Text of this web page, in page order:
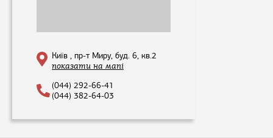
Київ , пр-т Миру, буд. 6, кв.2
показати на мапі
(044) 292-66-41
(044) 382-64-03